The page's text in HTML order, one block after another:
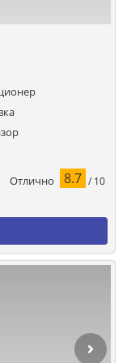
Отлично 8.7 / 10